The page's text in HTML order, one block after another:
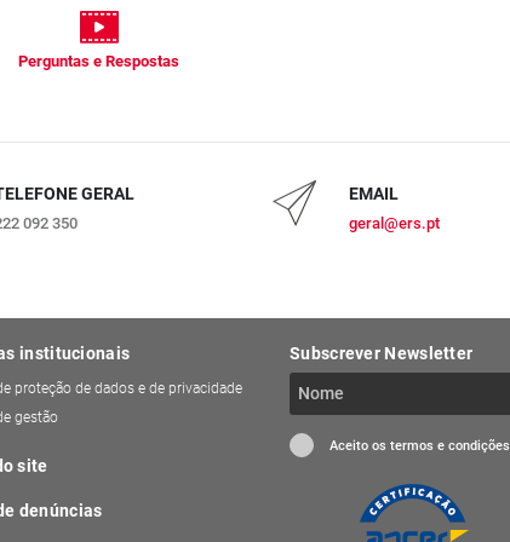
Perguntas e Respostas
GERAL
092 350
EMAIL
geral@ers.pt
institucionais
proteção de dados e de privacidade
gestão
site
denúncias
Subscrever Newsletter
Aceito os termos e